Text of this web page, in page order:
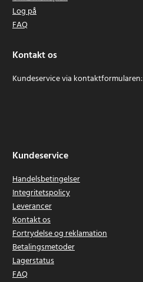
Log på
FAQ
Kontakt os
Kundeservice via kontaktformularen:
Kundeservice
Handelsbetingelser
Integritetspolicy
Leverancer
Kontakt os
Fortrydelse og reklamation
Betalingsmetoder
Lagerstatus
FAQ